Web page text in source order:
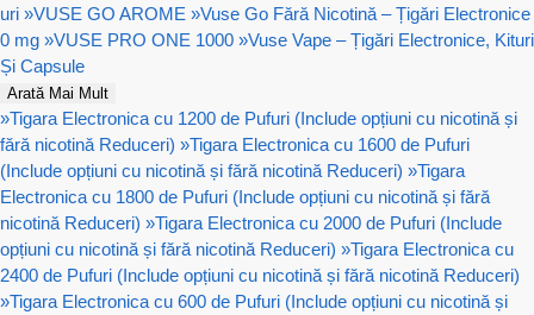
uri »VUSE GO AROME »Vuse Go Fără Nicotină – Țigări Electronice
0 mg »VUSE PRO ONE 1000 »Vuse Vape – Țigări Electronice, Kituri
Și Capsule
Arată Mai Mult
»Tigara Electronica cu 1200 de Pufuri (Include opțiuni cu nicotină și
fără nicotină Reduceri) »Tigara Electronica cu 1600 de Pufuri
(Include opțiuni cu nicotină și fără nicotină Reduceri) »Tigara
Electronica cu 1800 de Pufuri (Include opțiuni cu nicotină și fără
nicotină Reduceri) »Tigara Electronica cu 2000 de Pufuri (Include
opțiuni cu nicotină și fără nicotină Reduceri) »Tigara Electronica cu
2400 de Pufuri (Include opțiuni cu nicotină și fără nicotină Reduceri)
»Tigara Electronica cu 600 de Pufuri (Include opțiuni cu nicotină și